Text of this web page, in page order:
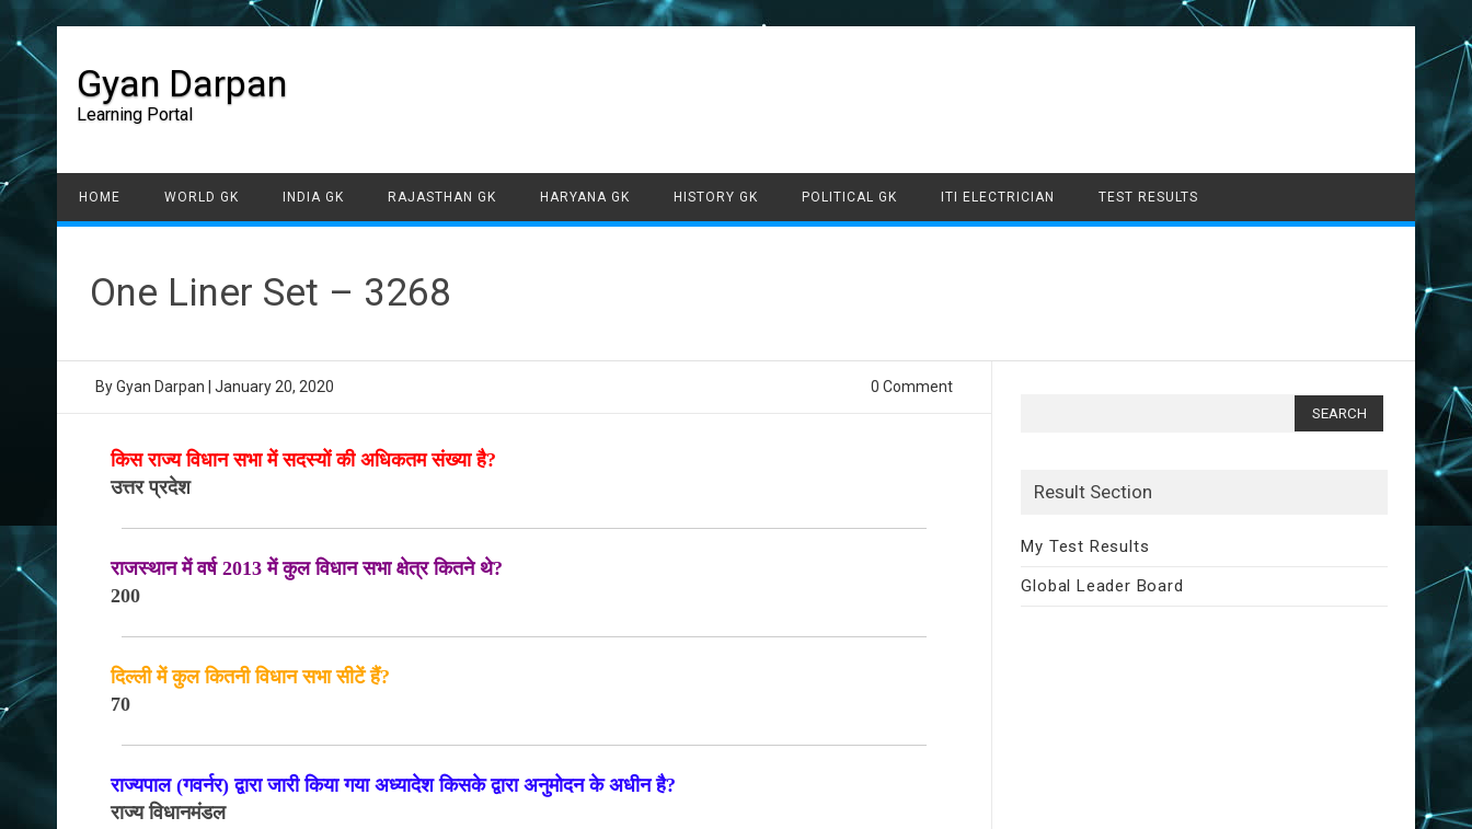
Gyan Darpan
Learning Portal
Skip to content
HOME WORLD GK INDIA GK RAJASTHAN GK HARYANA GK HISTORY GK POLITICAL GK ITI ELECTRICIAN TEST RESULTS
One Liner Set – 3268
ByGyan Darpan January 20, 2020 0 Comment
किस राज्य विधान सभा में सदस्यों की अधिकतम संख्या है?
उत्तर प्रदेश
राजस्थान में वर्ष 2013 में कुल विधान सभा क्षेत्र कितने थे?
200
दिल्ली में कुल कितनी विधान सभा सीटें हैं?
70
राज्यपाल (गवर्नर) द्वारा जारी किया गया अध्यादेश किसके द्वारा अनुमोदन के अधीन है?
राज्य विधानमंडल
Result Section
My Test Results
Global Leader Board